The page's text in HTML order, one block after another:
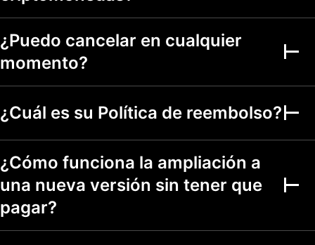
Alertas
multicondición
Alertas sobre
métricas financieras
Gráficos
Rangos de fechas Hasta 5a Hasta 5a Hasta 5a
Analizadores
Analizadores de
acciones, ETF, DEX y
¿Puedo cancelar en cualquier
momento?
¿Cuál es su Política de reembolso?
¿Cómo funciona la ampliación a
una nueva versión sin tener que
pagar?